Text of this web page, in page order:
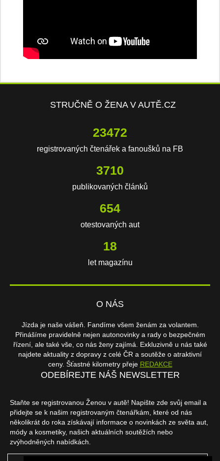
STRUČNĚ O ŽENA V AUTĚ.CZ
23472
registrovaných čtenářek a fanoušků na FB
3710
publikovaných článků
654
otestovaných aut
18
let magazínu
O NÁS
Jízda je naše vášeň. Fandíme všem ženám za volantem.
Přinášíme pravidelně nejen autonovinky a rady o bezpečném
řízení, ale také vše, co nás ženy zajímá. Exkluzivně u nás také
najdete aktuality z dopravy z celé ČR a soutěže o atraktivní
ceny. Šťastné kilometry přeje REDAKCE
ODEBÍREJTE NÁŠ NEWSLETTER
Staňte se registrovanou Ženou v autě! Napište zde svůj email a
přidejte se k našim registrovaným čtenářkám, které od nás
několikrát do roka získávají informace o novinkách ze světa aut,
módy a kosmetiky, našich aktuálních soutěžích nebo
zvýhodněných nabídkách.